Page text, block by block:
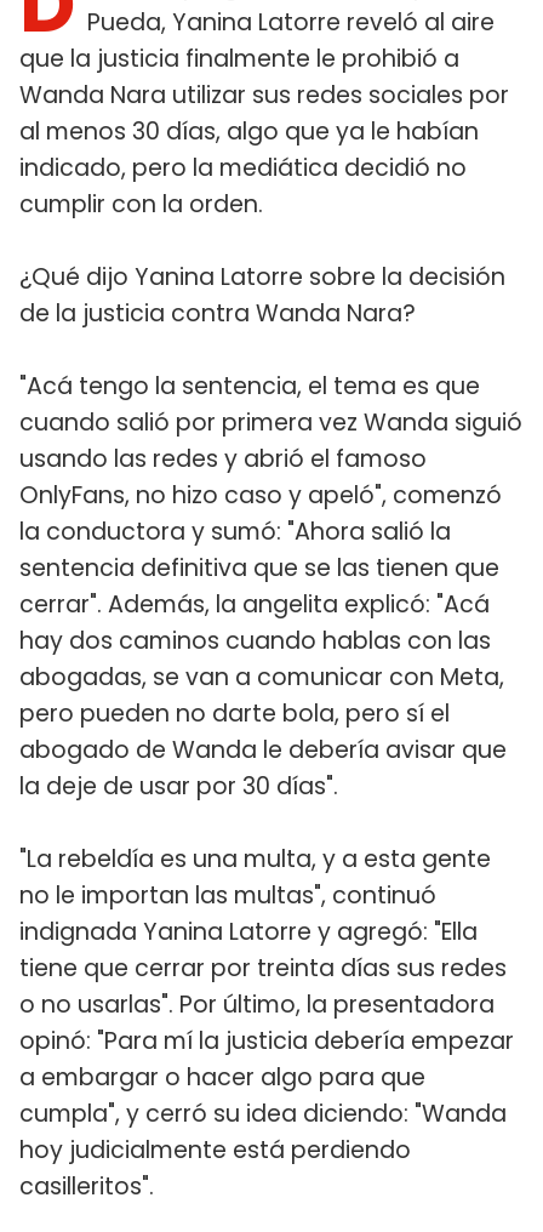
Pueda, Yanina Latorre reveló al aire
que la justicia finalmente le prohibió a
Wanda Nara utilizar sus redes sociales por
al menos 30 días, algo que ya le habían
indicado, pero la mediática decidió no
cumplir con la orden.
¿Qué dijo Yanina Latorre sobre la decisión
de la justicia contra Wanda Nara?
"Acá tengo la sentencia, el tema es que
cuando salió por primera vez Wanda siguió
usando las redes y abrió el famoso
OnlyFans, no hizo caso y apeló", comenzó
la conductora y sumó: "Ahora salió la
sentencia definitiva que se las tienen que
cerrar". Además, la angelita explicó: "Acá
hay dos caminos cuando hablas con las
abogadas, se van a comunicar con Meta,
pero pueden no darte bola, pero sí el
abogado de Wanda le debería avisar que
la deje de usar por 30 días".
"La rebeldía es una multa, y a esta gente
no le importan las multas", continuó
indignada Yanina Latorre y agregó: "Ella
tiene que cerrar por treinta días sus redes
o no usarlas". Por último, la presentadora
opinó: "Para mí la justicia debería empezar
a embargar o hacer algo para que
cumpla", y cerró su idea diciendo: "Wanda
hoy judicialmente está perdiendo
casilleritos".